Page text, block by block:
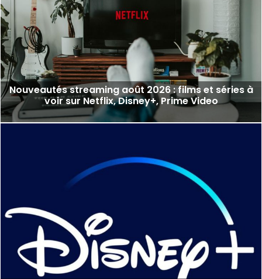
Nouveautés streaming août 2026 : films et séries à
voir sur Netflix, Disney+, Prime Video